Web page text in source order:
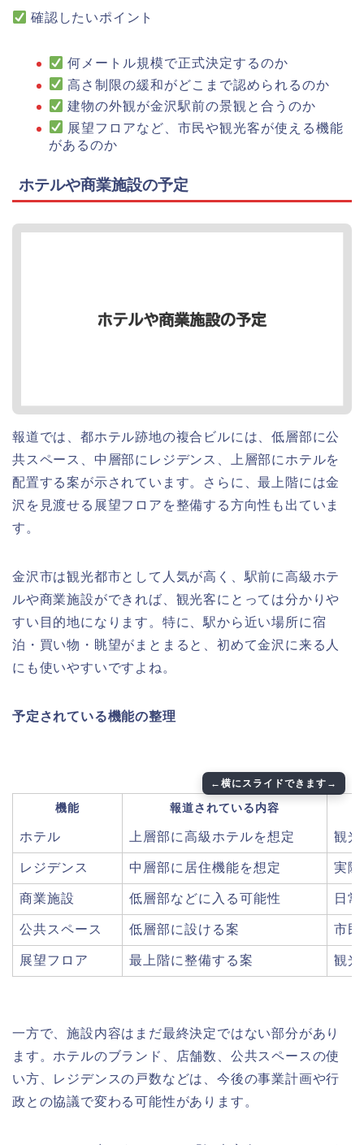
確認したいポイント
何メートル規模で正式決定するのか
高さ制限の緩和がどこまで認められるのか
建物の外観が金沢駅前の景観と合うのか
展望フロアなど、市民や観光客が使える機能
があるのか
ホテルや商業施設の予定
報道では、都ホテル跡地の複合ビルには、低層部に公
共スペース、中層部にレジデンス、上層部にホテルを
配置する案が示されています。さらに、最上階には金
沢を見渡せる展望フロアを整備する方向性も出ていま
す。
金沢市は観光都市として人気が高く、駅前に高級ホテ
ルや商業施設ができれば、観光客にとっては分かりや
すい目的地になります。特に、駅から近い場所に宿
泊・買い物・眺望がまとまると、初めて金沢に来る人
にも使いやすいですよね。
予定されている機能の整理
機能 報道されている内容
ホテル 上層部に高級ホテルを想定 観
レジデンス 中層部に居住機能を想定 実
商業施設 低層部などに入る可能性 日
公共スペース 低層部に設ける案 市
展望フロア 最上階に整備する案 観
一方で、施設内容はまだ最終決定ではない部分があり
ます。ホテルのブランド、店舗数、公共スペースの使
い方、レジデンスの戸数などは、今後の事業計画や行
政との協議で変わる可能性があります。